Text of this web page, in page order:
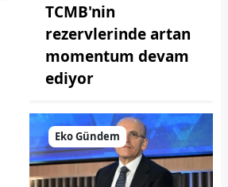
TCMB'nin
rezervlerinde artan
momentum devam
ediyor
Eko Gündem